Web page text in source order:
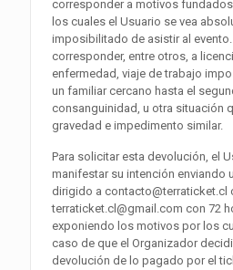
corresponder a motivos
los cuales el Usuario se vea
imposibilitado de asistir al
corresponder, entre otros, a
enfermedad, viaje de trabajo
un familiar cercano hasta el
consanguinidad, u otra situación
gravedad e impedimento similar.
Para solicitar esta devolución, el
manifestar su intención enviando
dirigido a contacto@terraticket.cl
terraticket.cl@gmail.com con 72
exponiendo los motivos por los
caso de que el Organizador
devolución de lo pagado por el